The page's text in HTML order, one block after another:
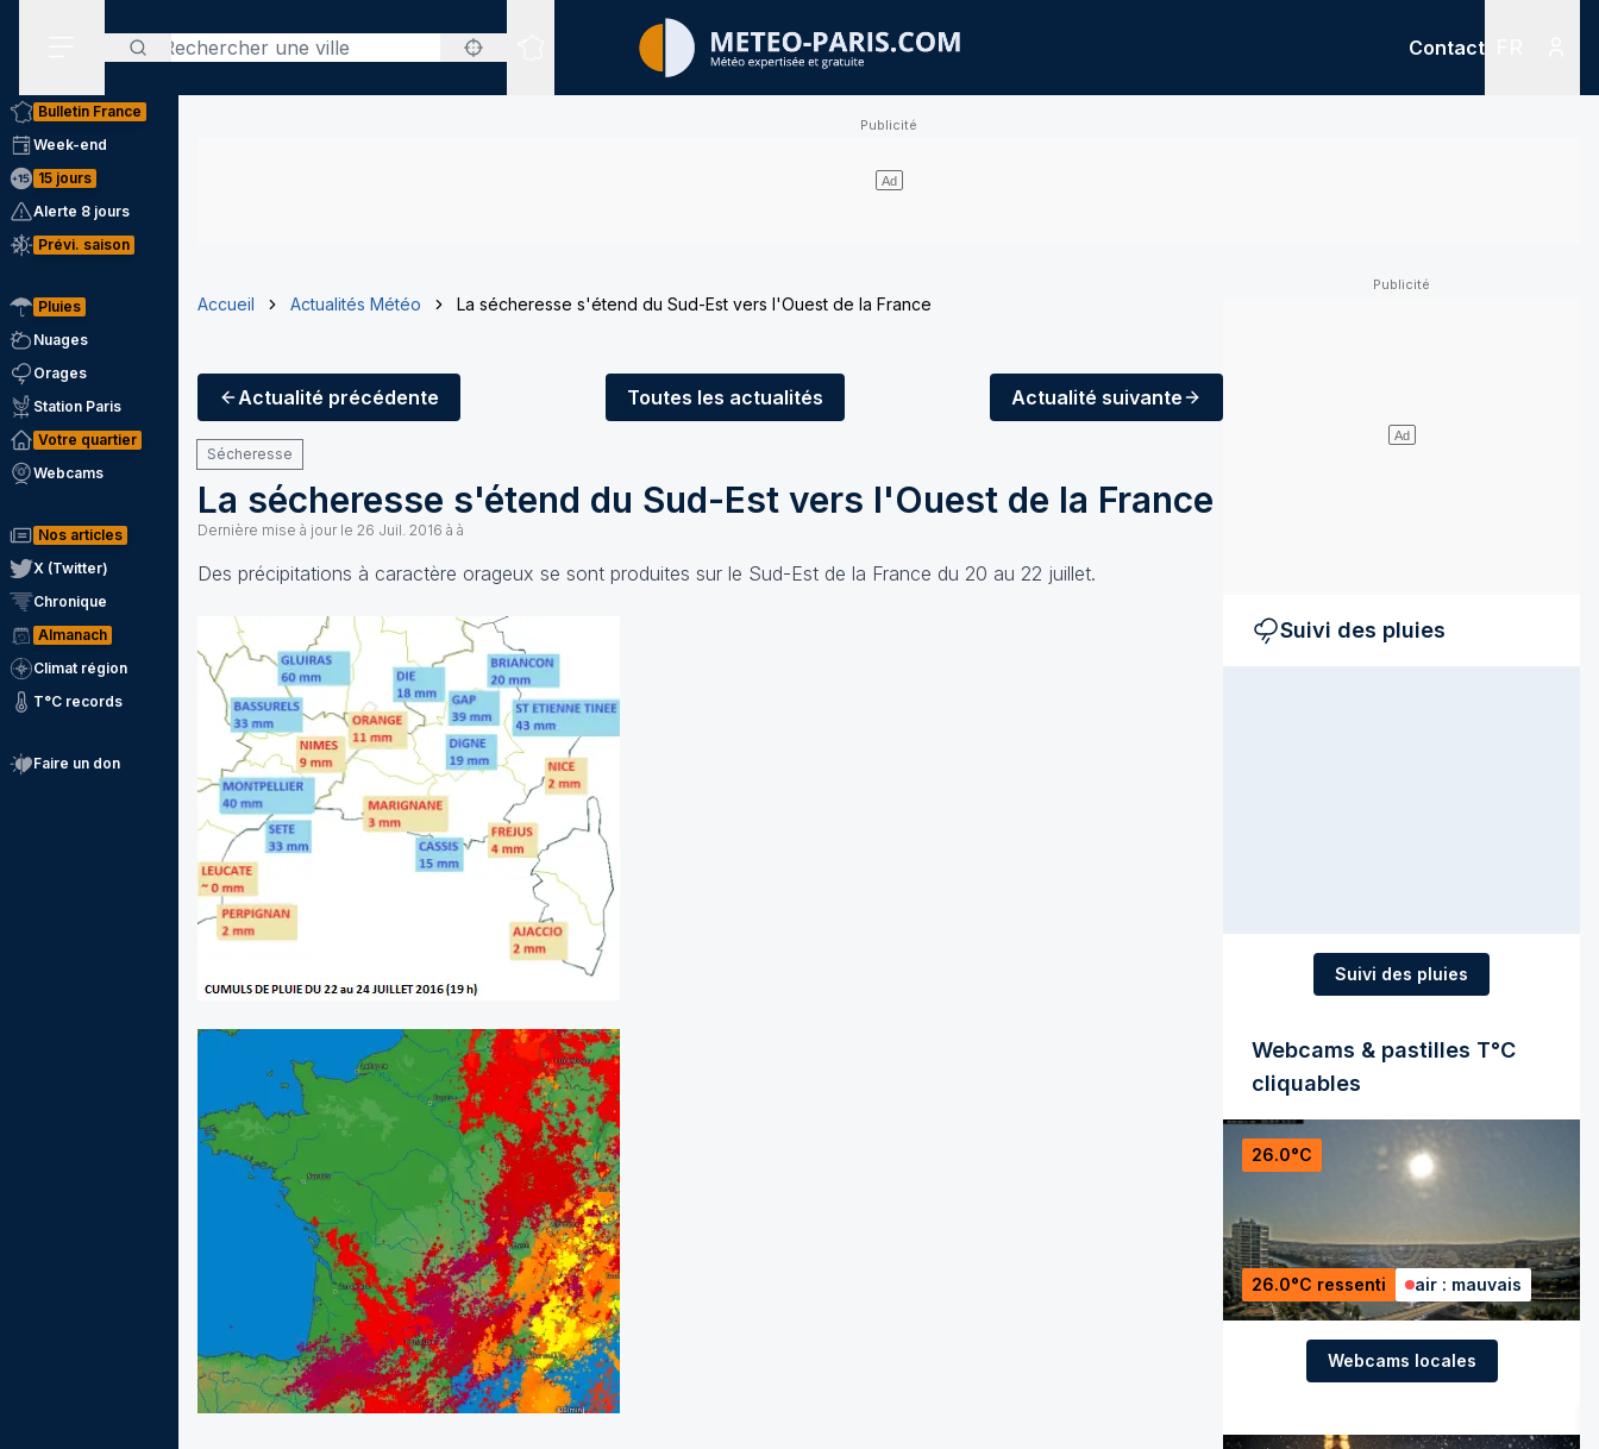
Rechercher
Sites expertisés
Contact
Bulletin France
Week-end
15 jours
Alerte 8 jours
Prévi. saison
Pluies
Nuages
Orages
Station Paris
Votre quartier
Webcams
Nos articles
X (Twitter)
Chronique
Almanach
Climat région
T°C records
Faire un don
Accueil Actualités Météo La sécheresse s'étend du Sud-Est vers l'Ouest de la France
Actualité précédente Toutes les actualités Actualité suivante
Sécheresse
La sécheresse s'étend du Sud-Est vers l'Ouest de la France
Dernière mise à jour le 26 Juil. 2016 à à
Des précipitations à caractère orageux se sont produites sur le Sud-Est de la France du 20 au 22 juillet.
Suivi des pluies
Suivi des pluies
Webcams & pastilles T°C
cliquables
26.0°C
26.0°C ressenti air : mauvais
Webcams locales